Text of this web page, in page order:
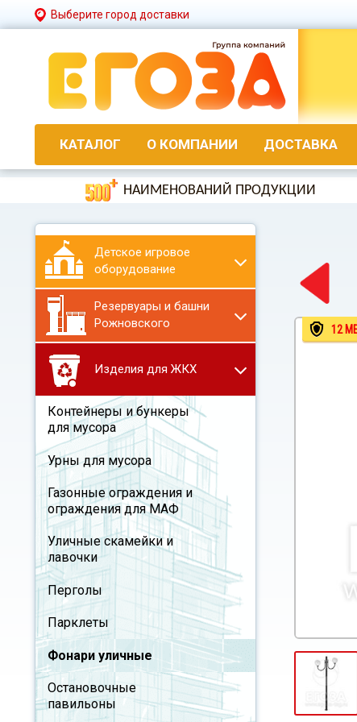
Выберите город доставки
КАТАЛОГ О КОМПАНИИ ДОСТАВКА
НАИМЕНОВАНИЙ ПРОДУКЦИИ
Детское игровое
оборудование
Резервуары и башни
Рожновского
Изделия для ЖКХ
Контейнеры и бункеры
для мусора
Урны для мусора
Газонные ограждения и
ограждения для МАФ
Уличные скамейки и
лавочки
Перголы
Парклеты
Фонари уличные
Остановочные
павильоны
12